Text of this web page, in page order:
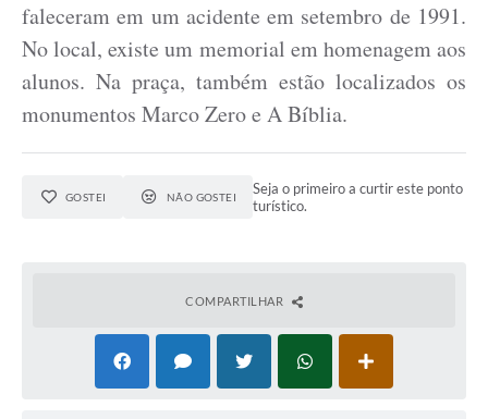
faleceram em um acidente em setembro de 1991.
No local, existe um memorial em homenagem aos
alunos. Na praça, também estão localizados os
monumentos Marco Zero e A Bíblia.
GOSTEI NÃO GOSTEI
Seja o primeiro a curtir este ponto
turístico.
COMPARTILHAR